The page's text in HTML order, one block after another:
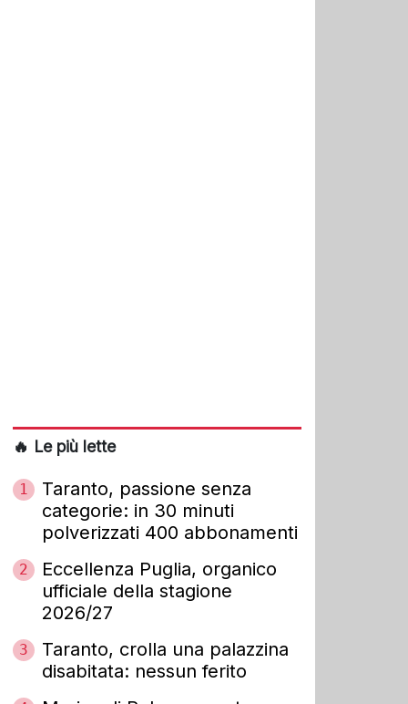
🔥 Le più lette
1
Taranto, passione senza
categorie: in 30 minuti
polverizzati 400 abbonamenti
2
Eccellenza Puglia, organico
ufficiale della stagione
2026/27
3
Taranto, crolla una palazzina
disabitata: nessun ferito